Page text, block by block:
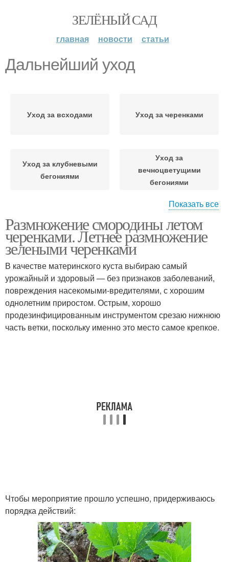
ЗЕЛЁНЫЙ САД
главная новости статьи
Дальнейший уход
Уход за всходами Уход за черенками
Уход за клубневыми
бегониями
Уход за
вечноцветущими
бегониями
Уход за растением Уход за помидорами
Уход за многолетними
флоксами
Показать все
Размножение смородины летом
черенками. Летнее размножение
зелеными черенками
В качестве материнского куста выбираю самый
урожайный и здоровый — без признаков заболеваний,
повреждения насекомыми-вредителями, с хорошим
однолетним приростом. Острым, хорошо
продезинфицированным инструментом срезаю нижнюю
часть ветки, поскольку именно это место самое крепкое.
Чтобы мероприятие прошло успешно, придерживаюсь
порядка действий: